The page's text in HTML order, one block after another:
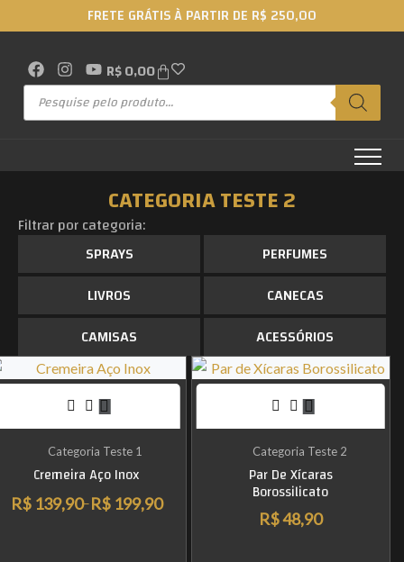
FRETE GRÁTIS À PARTIR DE R$ 250,00
R$0,00
CATEGORIA TESTE 2
Filtrar por categoria:
SPRAYS
PERFUMES
LIVROS
CANECAS
CAMISAS
ACESSÓRIOS
Categoria Teste 1
Cremeira Aço Inox
R$139,90–R$199,90
Categoria Teste 2
Par De Xícaras
Borossilicato
R$48,90